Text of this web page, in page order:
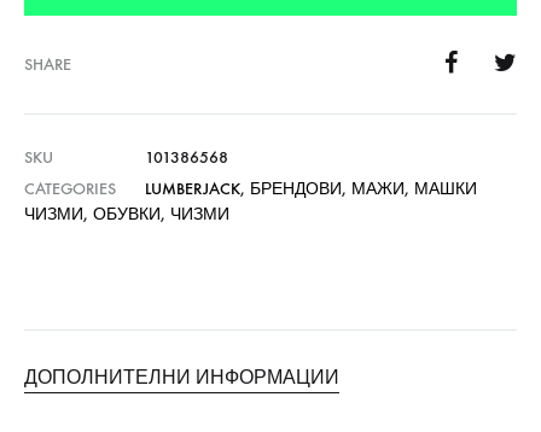
SHARE
SKU
101386568
CATEGORIES
LUMBERJACK, БРЕНДОВИ, МАЖИ, МАШКИ
ЧИЗМИ, ОБУВКИ, ЧИЗМИ
ДОПОЛНИТЕЛНИ ИНФОРМАЦИИ